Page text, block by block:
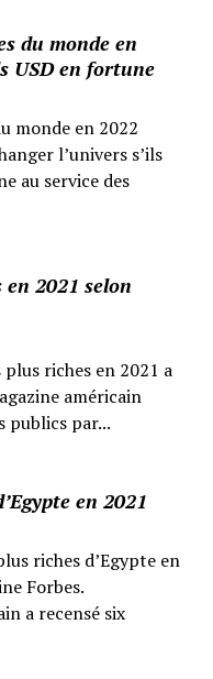
du monde en
USD en fortune
monde en 2022
l’univers s’ils
au service des
2021 selon
riches en 2021 a
américain
publics par...
en 2021
riches d’Egypte en
Forbes.
a recensé six